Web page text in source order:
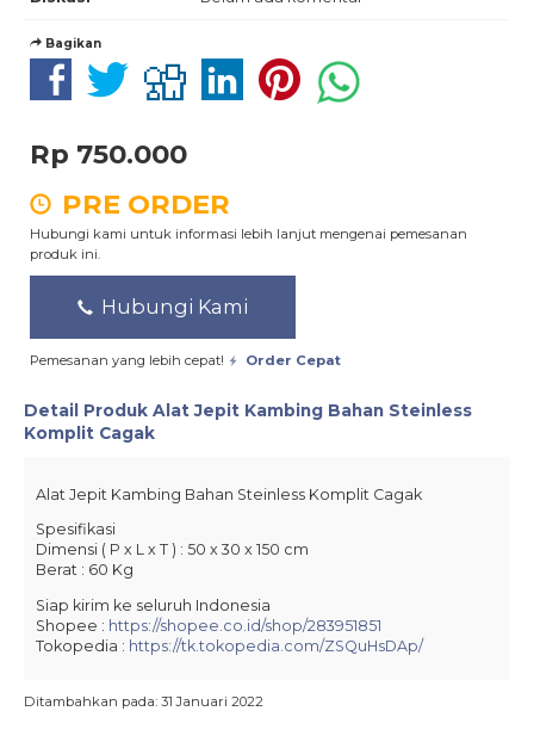
Bagikan
Rp 750.000
PRE ORDER
Hubungi kami untuk informasi lebih lanjut mengenai pemesanan
produk ini.
Hubungi Kami
Pemesanan yang lebih cepat! Order Cepat
Detail Produk Alat Jepit Kambing Bahan Steinless
Komplit Cagak
Alat Jepit Kambing Bahan Steinless Komplit Cagak
Spesifikasi
Dimensi ( P x L x T ) : 50 x 30 x 150 cm
Berat : 60 Kg
Siap kirim ke seluruh Indonesia
Shopee : https://shopee.co.id/shop/283951851
Tokopedia : https://tk.tokopedia.com/ZSQuHsDAp/
Ditambahkan pada: 31 Januari 2022